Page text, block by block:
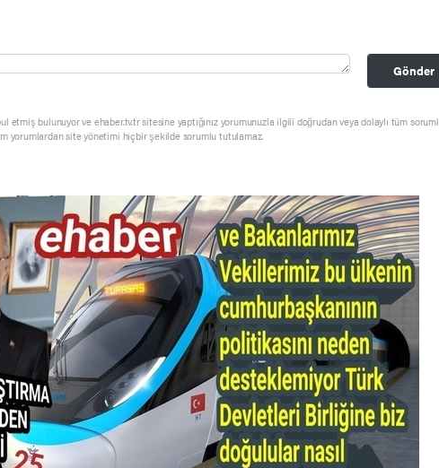
Gönder
etmiş bulunuyor ve ehaber.tv.tr sitesine yaptığınız yorumunuzla ilgili doğrudan veya dolaylı tüm
yorumlardan site yönetimi hiçbir şekilde sorumlu tutulamaz.